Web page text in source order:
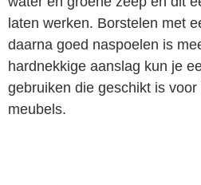
laten werken. Borstelen met
daarna goed naspoelen is
hardnekkige aanslag kun je
gebruiken die geschikt is
meubels.